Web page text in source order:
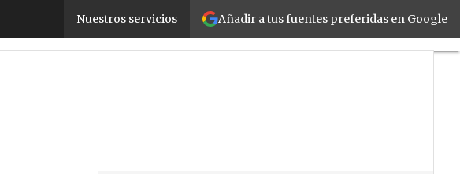
Añadir a tus fuentes preferidas en Google
Nuestros servicios
MovilidadNegociosSeguridad